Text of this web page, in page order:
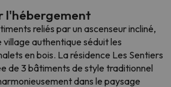
l'hébergement
reliés par un ascenseur incliné,
authentique séduit les
en bois. La résidence Les Sentiers
de 3 bâtiments de style traditionnel
dans le paysage